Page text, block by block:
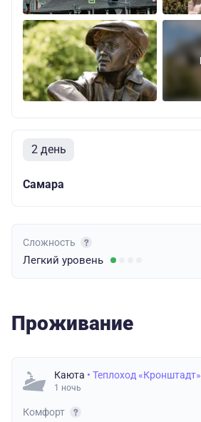
2 день
Самара
Сложность
Легкий уровень
Проживание
Каюта • Теплоход «Кронштадт»
1 ночь
Комфорт